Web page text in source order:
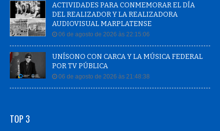
ACTIVIDADES PARA CONMEMORAR EL DÍA
DEL REALIZADOR Y LA REALIZADORA
AUDIOVISUAL MARPLATENSE
06 de agosto de 2026 às 22:15:06
UNÍSONO CON CARCA Y LA MÚSICA FEDERAL
POR TV PÚBLICA
06 de agosto de 2026 às 21:48:38
TOP 3